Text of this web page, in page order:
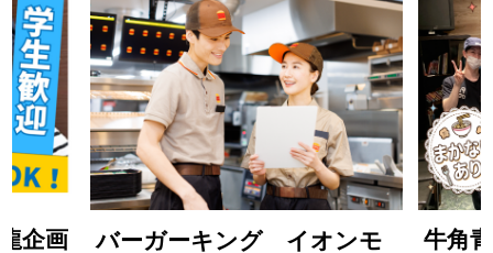
企画
バーガーキング イオンモ
牛角